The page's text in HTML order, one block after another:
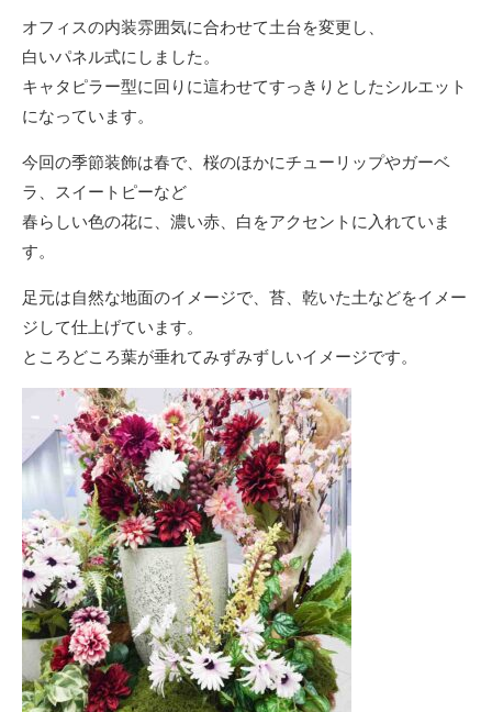
オフィスの内装雰囲気に合わせて土台を変更し、
白いパネル式にしました。
キャタピラー型に回りに這わせてすっきりとしたシルエット
になっています。
今回の季節装飾は春で、桜のほかにチューリップやガーベ
ラ、スイートピーなど
春らしい色の花に、濃い赤、白をアクセントに入れていま
す。
足元は自然な地面のイメージで、苔、乾いた土などをイメー
ジして仕上げています。
ところどころ葉が垂れてみずみずしいイメージです。